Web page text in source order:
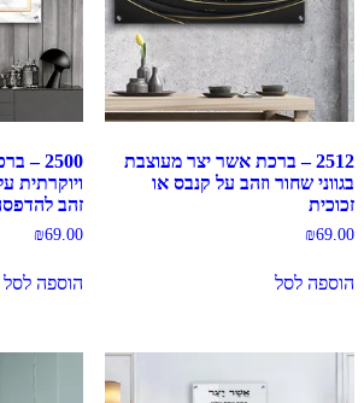
2512 – ברכת אשר יצר מעוצבת
בגווני שחור וזהב על קנבס או
זכוכית
₪69.00
הוספה לסל
2500
ויוקרתית
זהב
₪69.00
הוספה לסל